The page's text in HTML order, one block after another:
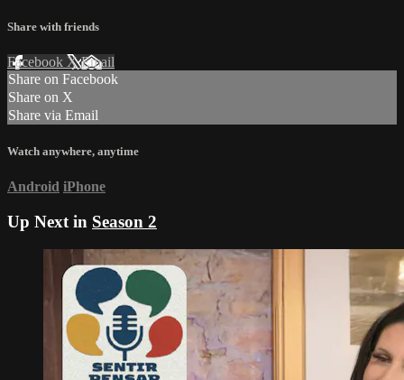
Share with friends
Facebook XEmail
Share on Facebook
Share on X
Share via Email
Watch anywhere, anytime
Android iPhone
Up Next in Season 2